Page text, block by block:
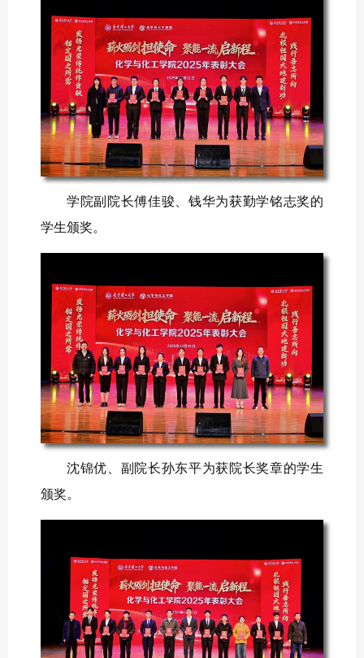
学院副院长傅佳骏、钱华为获勤学铭志奖的
学生颁奖。
沈锦优、副院长孙东平为获院长奖章的学生
颁奖。